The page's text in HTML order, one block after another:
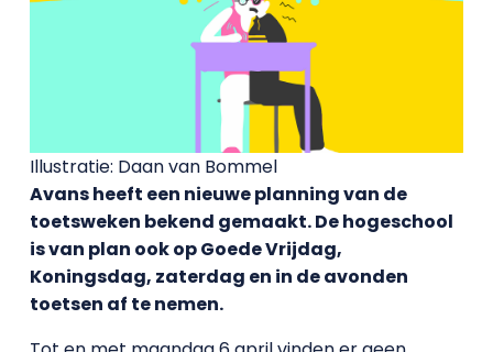
Illustratie: Daan van Bommel
Avans heeft een nieuwe planning van de
toetsweken bekend gemaakt. De hogeschool
is van plan ook op Goede Vrijdag,
Koningsdag, zaterdag en in de avonden
toetsen af te nemen.